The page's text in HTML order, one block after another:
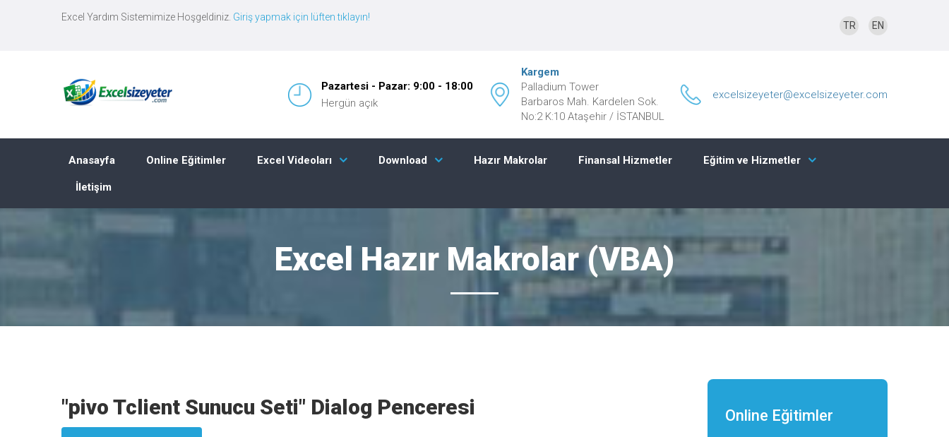
Excel Yardım Sistemimize Hoşgeldiniz. Giriş yapmak için lüften tıklayın!
TR EN
Pazartesi - Pazar: 9:00 - 18:00
Hergün açık
Kargem
Palladium Tower
Barbaros Mah. Kardelen Sok.
No:2 K:10 Ataşehir / İSTANBUL
excelsizeyeter@excelsizeyeter.com
Anasayfa Online Eğitimler Excel Videoları Download Hazır Makrolar Finansal Hizmetler Eğitim ve Hizmetler
İletişim
Excel Hazır Makrolar (VBA)
"pivo Tclient Sunucu Seti" Dialog Penceresi Online Eğitimler